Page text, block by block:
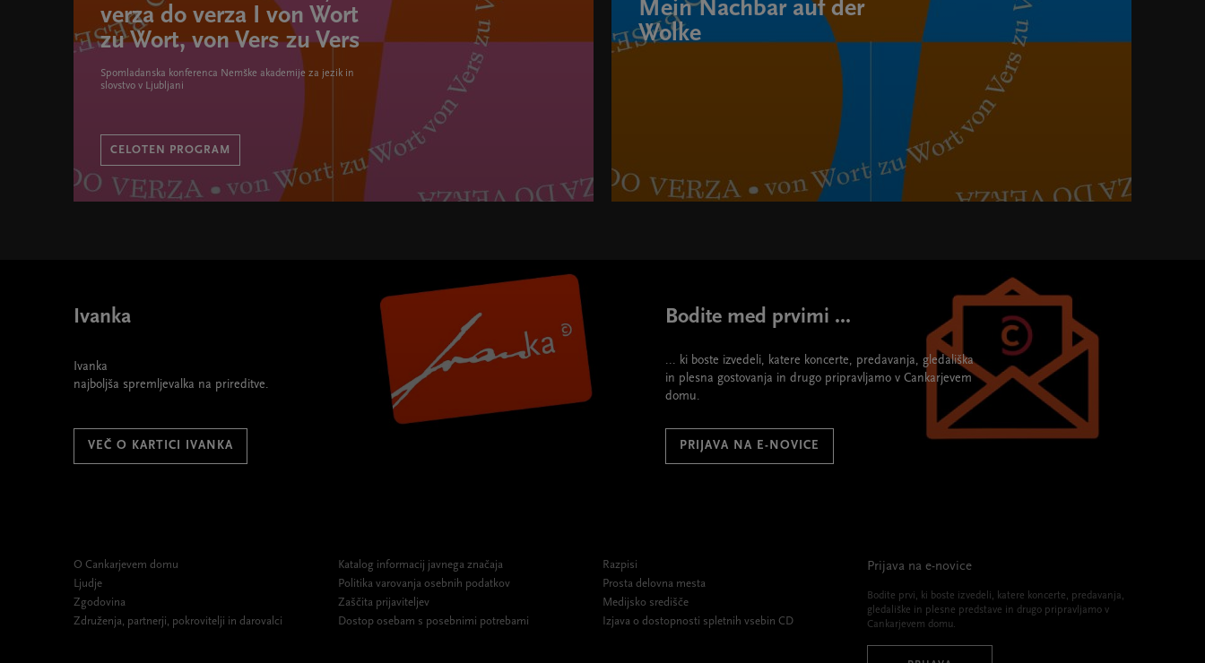
verza do verza I von Wort
zu Wort, von Vers zu Vers
Spomladanska konferenca Nemške akademije za jezik in
slovstvo v Ljubljani
CELOTEN PROGRAM
Mein Nachbar auf der
Wolke
Ivanka
Ivanka
najboljša spremljevalka na prireditve.
VEČ O KARTICI IVANKA
Bodite med prvimi ...
... ki boste izvedeli, katere koncerte, predavanja, gledališka
in plesna gostovanja in drugo pripravljamo v Cankarjevem
domu.
PRIJAVA NA E-NOVICE
O Cankarjevem domu
Ljudje
Zgodovina
Združenja, partnerji, pokrovitelji in darovalci
Katalog informacij javnega značaja
Politika varovanja osebnih podatkov
Zaščita prijaviteljev
Dostop osebam s posebnimi potrebami
Razpisi
Prosta delovna mesta
Medijsko središče
Izjava o dostopnosti spletnih vsebin CD
Prijava na e-novice
Bodite prvi, ki boste izvedeli, katere koncerte, predavanja,
gledališke in plesne predstave in drugo pripravljamo v
Cankarjevem domu.